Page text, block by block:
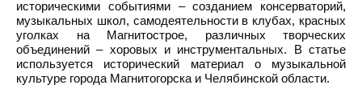
историческими событиями – созданием консерваторий,
музыкальных школ, самодеятельности в клубах, красных
уголках на Магнитострое, различных творческих
объединений – хоровых и инструментальных. В статье
используется исторический материал о музыкальной
культуре города Магнитогорска и Челябинской области.